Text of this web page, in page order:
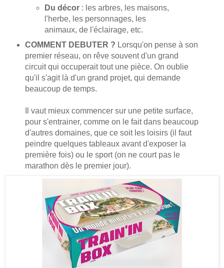
Du décor : les arbres, les maisons,
l'herbe, les personnages, les
animaux, de l'éclairage, etc.
COMMENT DEBUTER ? Lorsqu'on pense à son
premier réseau, on rêve souvent d'un grand
circuit qui occuperait tout une pièce. On oublie
qu'il s'agit là d'un grand projet, qui demande
beaucoup de temps.
Il vaut mieux commencer sur une petite surface,
pour s'entrainer, comme on le fait dans beaucoup
d'autres domaines, que ce soit les loisirs (il faut
peindre quelques tableaux avant d'exposer la
première fois) ou le sport (on ne court pas le
marathon dès le premier jour).